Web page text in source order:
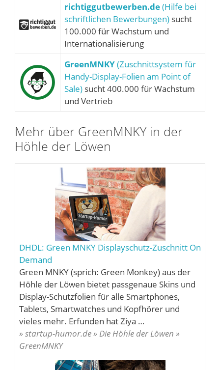
richtiggutbewerben.de(Hilfe bei
schriftlichen Bewerbungen) sucht
100.000 für Wachstum und
Internationalisierung
GreenMNKY(Zuschnittsystem für
Handy-Display-Folien am Point of
Sale) sucht 400.000 für Wachstum
und Vertrieb
Mehr über GreenMNKY in der
Höhle der Löwen
DHDL: Green MNKY Displayschutz-Zuschnitt On
Demand
Green MNKY (sprich: Green Monkey) aus der
Höhle der Löwen bietet passgenaue Skins und
Display-Schutzfolien für alle Smartphones,
Tablets, Smartwatches und Kopfhörer und
vieles mehr. Erfunden hat Ziya …
» startup-humor.de » Die Höhle der Löwen »
GreenMNKY